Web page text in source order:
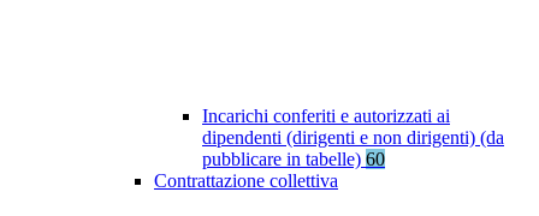
Incarichi conferiti e autorizzati ai
dipendenti (dirigenti e non dirigenti) (da
pubblicare in tabelle) 60
Contrattazione collettiva